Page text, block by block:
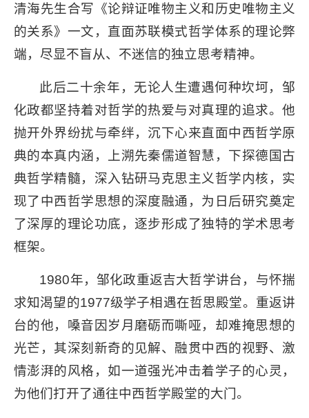
清海先生合写《论辩证唯物主义和历史唯物主义
的关系》一文，直面苏联模式哲学体系的理论弊
端，尽显不盲从、不迷信的独立思考精神。
此后二十余年，无论人生遭遇何种坎坷，邹
化政都坚持着对哲学的热爱与对真理的追求。他
抛开外界纷扰与牵绊，沉下心来直面中西哲学原
典的本真内涵，上溯先秦儒道智慧，下探德国古
典哲学精髓，深入钻研马克思主义哲学内核，实
现了中西哲学思想的深度融通，为日后研究奠定
了深厚的理论功底，逐步形成了独特的学术思考
框架。
1980年，邹化政重返吉大哲学讲台，与怀揣
求知渴望的1977级学子相遇在哲思殿堂。重返讲
台的他，嗓音因岁月磨砺而嘶哑，却难掩思想的
光芒，其深刻新奇的见解、融贯中西的视野、激
情澎湃的风格，如一道强光冲击着学子的心灵，
为他们打开了通往中西哲学殿堂的大门。